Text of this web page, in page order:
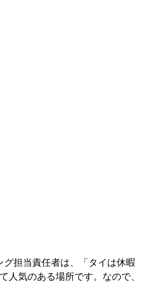
担当責任者は、「タイは休暇
人気のある場所です。なので、